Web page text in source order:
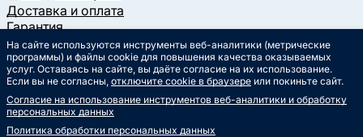
Доставка и оплата
Гарантия
Контакты
Статьи
Музыкальный календарь
Публичная оферта
Политика обработки
На сайте используются инструменты веб-аналитики (метрические
программы) и файлы cookie для повышения качества оказываемых
услуг. Оставаясь на сайте, вы даёте согласие на их использование.
Если вы не согласны, отключите cookie в браузере или покиньте сайт.
Согласие на использование инструментов веб-аналитики и обработку
персональных данных
Политика обработки персональных данных